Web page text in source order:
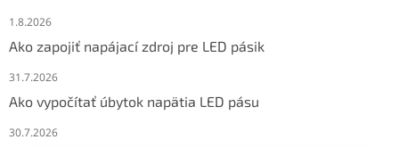
1.8.2026
Ako zapojiť napájací zdroj pre LED pásik
31.7.2026
Ako vypočítať úbytok napätia LED pásu
30.7.2026